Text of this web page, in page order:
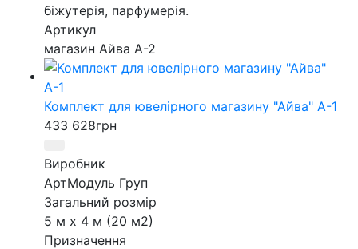
біжутерія, парфумерія.
Артикул
магазин Айва А-2
Комплект для ювелірного магазину "Айва" А-1
433 628грн
Виробник
АртМодуль Груп
Загальний розмір
5 м х 4 м (20 м2)
Призначення